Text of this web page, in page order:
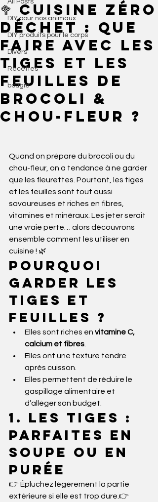
All Posts
DIY pour nos animaux
DIY produits pour le corps
Divers
Recettes
bougie
🥦 Cuisine zéro
déchet : que
faire avec les
tiges et les
feuilles de
brocoli &
chou-fleur ?
Quand on prépare du brocoli ou du
chou-fleur, on a tendance à ne garder
que les fleurettes. Pourtant, les tiges
et les feuilles sont tout aussi
savoureuses et riches en fibres,
vitamines et minéraux. Les jeter serait
une vraie perte… alors découvrons
ensemble comment les utiliser en
cuisine ! 🌿
Pourquoi
garder les
tiges et
feuilles ?
Elles sont riches en vitamine C,
calcium et fibres.
Elles ont une texture tendre
après cuisson.
Elles permettent de réduire le
gaspillage alimentaire et
d’alléger son budget.
1. Les tiges :
parfaites en
soupe ou en
purée
👉 Épluchez légèrement la partie
extérieure si elle est trop dure.👉